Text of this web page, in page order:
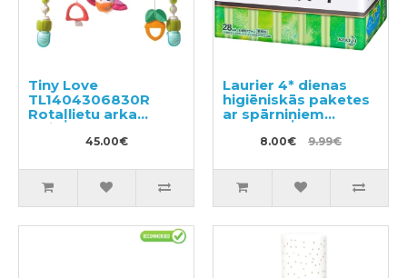
Tiny Love
TL1404306830R
Rotaļlietu arka
ratiem un
autokrēsliem
45.00€
Laurier 4* dienas
higiēniskās paketes
ar spārniņiem
20,5cm 28gab
8.00€ 9.99€